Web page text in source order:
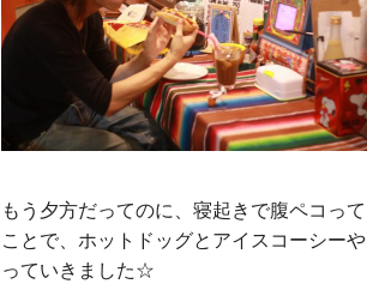
もう夕方だってのに、寝起きで腹ペコって
ことで、ホットドッグとアイスコーシーや
っていきました☆